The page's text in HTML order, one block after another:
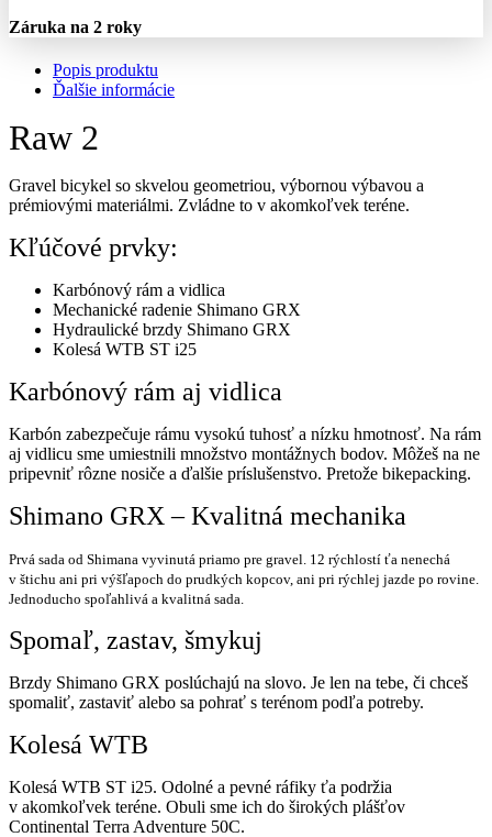
Záruka na 2 roky
Popis produktu
Ďalšie informácie
Raw 2
Gravel bicykel so skvelou geometriou, výbornou výbavou a
prémiovými materiálmi. Zvládne to v akomkoľvek teréne.
Kľúčové prvky:
Karbónový rám a vidlica
Mechanické radenie Shimano GRX
Hydraulické brzdy Shimano GRX
Kolesá WTB ST i25
Karbónový rám aj vidlica
Karbón zabezpečuje rámu vysokú tuhosť a nízku hmotnosť. Na rám
aj vidlicu sme umiestnili množstvo montážnych bodov. Môžeš na ne
pripevniť rôzne nosiče a ďalšie príslušenstvo. Pretože bikepacking.
Shimano GRX – Kvalitná mechanika
Prvá sada od Shimana vyvinutá priamo pre gravel. 12 rýchlostí ťa nenechá
v štichu ani pri výšľapoch do prudkých kopcov, ani pri rýchlej jazde po rovine.
Jednoducho spoľahlivá a kvalitná sada.
Spomaľ, zastav, šmykuj
Brzdy Shimano GRX poslúchajú na slovo. Je len na tebe, či chceš
spomaliť, zastaviť alebo sa pohrať s terénom podľa potreby.
Kolesá WTB
Kolesá WTB ST i25. Odolné a pevné ráfiky ťa podržia
v akomkoľvek teréne. Obuli sme ich do širokých plášťov
Continental Terra Adventure 50C.